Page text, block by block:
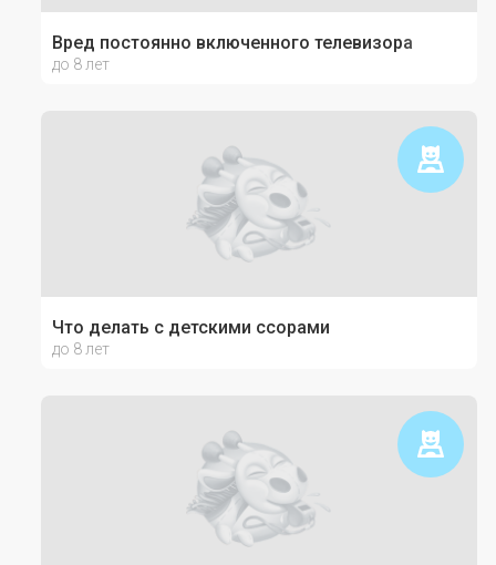
Вред постоянно включенного телевизора
до 8 лет
Что делать с детскими ссорами
до 8 лет